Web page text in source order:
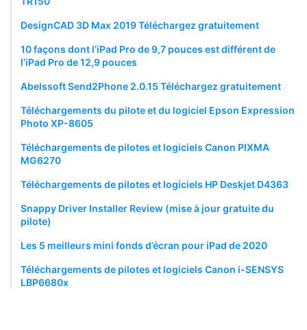
DesignCAD 3D Max 2019 Téléchargez gratuitement
10 façons dont l’iPad Pro de 9,7 pouces est différent de
l’iPad Pro de 12,9 pouces
Abelssoft Send2Phone 2.0.15 Téléchargez gratuitement
Téléchargements du pilote et du logiciel Epson Expression
Photo XP-8605
Téléchargements de pilotes et logiciels Canon PIXMA
MG6270
Téléchargements de pilotes et logiciels HP Deskjet D4363
Snappy Driver Installer Review (mise à jour gratuite du
pilote)
Les 5 meilleurs mini fonds d’écran pour iPad de 2020
Téléchargements de pilotes et logiciels Canon i-SENSYS
LBP6680x